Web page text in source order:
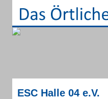
ESC Halle 04 e.V.